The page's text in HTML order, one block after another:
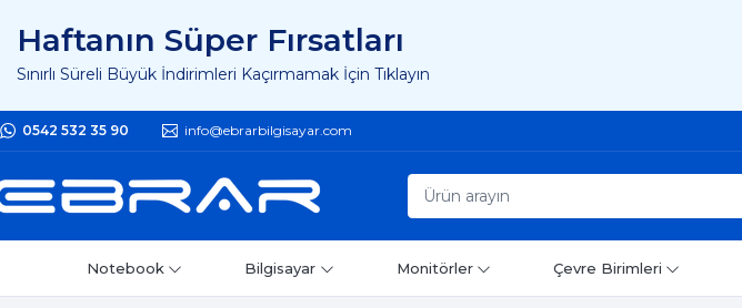
Haftanın Süper Fırsatları
Sınırlı Süreli Büyük İndirimleri Kaçırmamak İçin Tıklayın
0542 532 35 90 info@ebrarbilgisayar.com
Notebook Bilgisayar Monitörler Çevre Birimleri